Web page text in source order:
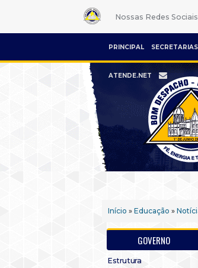
Nossas Redes Sociais
PRINCIPAL SECRETARIAS
ATENDE.NET
Início » Educação »
GOVERNO
Estrutura